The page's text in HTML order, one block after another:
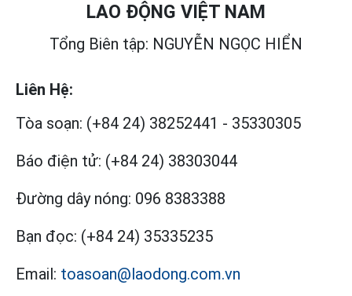
LAO ĐỘNG VIỆT NAM
Tổng Biên tập: NGUYỄN NGỌC HIỂN
Liên Hệ:
Tòa soạn: (+84 24) 38252441 - 35330305
Báo điện tử: (+84 24) 38303044
Đường dây nóng: 096 8383388
Bạn đọc: (+84 24) 35335235
Email: toasoan@laodong.com.vn